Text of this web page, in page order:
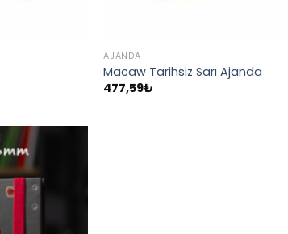
AJANDA
Macaw Tarihsiz Sarı Ajanda
477,59₺